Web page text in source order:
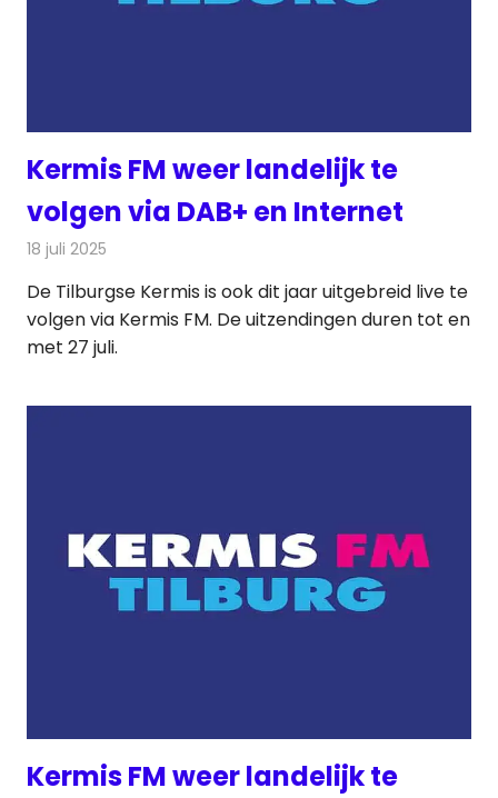
Kermis FM weer landelijk te
volgen via DAB+ en Internet
18 juli 2025
De Tilburgse Kermis is ook dit jaar uitgebreid live te
volgen via Kermis FM. De uitzendingen duren tot en
met 27 juli.
Kermis FM weer landelijk te